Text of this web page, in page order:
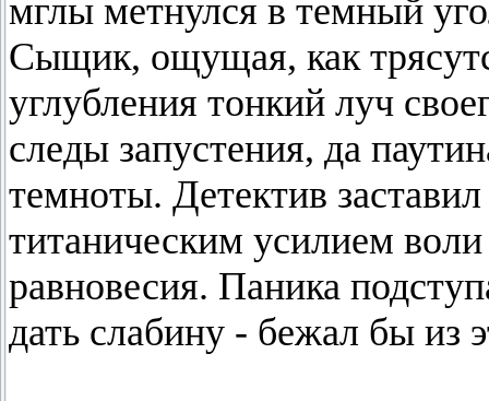
мглы метнулся в темный
Сыщик, ощущая, как
углубления тонкий луч
следы запустения, да
темноты. Детектив
титаническим усилием
равновесия. Паника
дать слабину - бежал бы из